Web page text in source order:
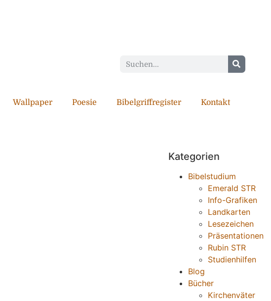
Wallpaper Poesie Bibelgriffregister Kontakt
Kategorien
Bibelstudium
Emerald STR
Info-Grafiken
Landkarten
Lesezeichen
Präsentationen
Rubin STR
Studienhilfen
Blog
Bücher
Kirchenväter